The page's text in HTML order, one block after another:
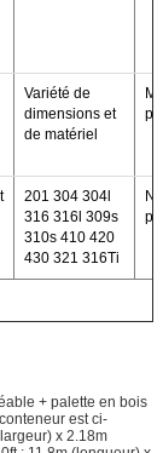
Variété de
dimensions et
de matériel
201 304 304l
316 316l 309s
310s 410 420
430 321 316Ti
+ palette en bois
est ci-
x 2.18m